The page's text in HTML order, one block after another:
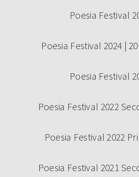
Poesia Festival
Poesia Festival 2024 |
Poesia Festival
Poesia Festival 2022
Poesia Festival 2022
Poesia Festival 2021